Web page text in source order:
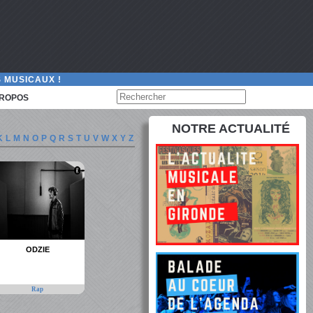
MUSICAUX !
L M N O P Q R S T U V W X Y Z
ODZIE
Rap
NOTRE ACTUALITÉ